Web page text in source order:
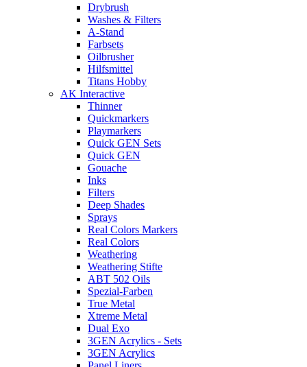
Drybrush
Washes & Filters
A-Stand
Farbsets
Oilbrusher
Hilfsmittel
Titans Hobby
AK Interactive
Thinner
Quickmarkers
Playmarkers
Quick GEN Sets
Quick GEN
Gouache
Inks
Filters
Deep Shades
Sprays
Real Colors Markers
Real Colors
Weathering
Weathering Stifte
ABT 502 Oils
Spezial-Farben
True Metal
Xtreme Metal
Dual Exo
3GEN Acrylics - Sets
3GEN Acrylics